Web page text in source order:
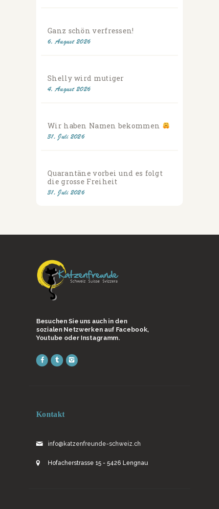
Ganz schön verfressen!
6. August 2026
Shelly wird mutiger
4. August 2026
Wir haben Namen bekommen
31. Juli 2026
Quarantäne vorbei und es folgt
die grosse Freiheit
31. Juli 2026
Besuchen Sie uns auch in den
sozialen Netzwerken auf Facebook,
Youtube oder Instagramm.
Kontakt
info@katzenfreunde-schweiz.ch
Hofacherstrasse 15 - 5426 Lengnau